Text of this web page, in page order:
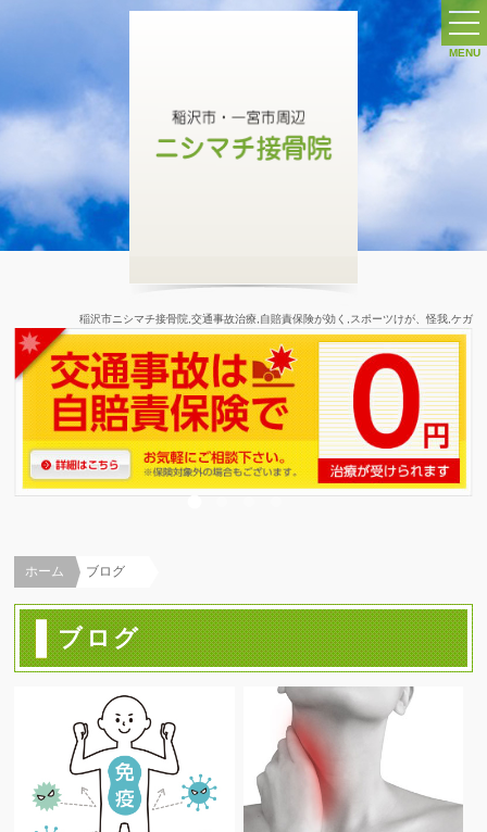
稲沢市ニシマチ接骨院,交通事故治療,自賠責保険が効く,スポーツけが、怪我,ケガ
MENU
交通事故治療 ∨
交通事故施術について
交通事故施術 ７つの特長
交通事故
自賠責保険
交通事故ガイド
交通事故Q&A
交通事故ケース別保険ガイド
スポーツ治療 ∨
スポーツの怪我事例集
練習しながらの施術
代表的なスポーツ障害について
超音波検査
テーピング
施術メニュー ∨
ホーム ブログ
ブログ